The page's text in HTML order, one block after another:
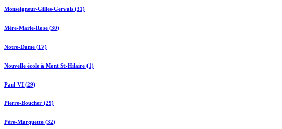
Monseigneur-Gilles-Gervais (31)
Mère-Marie-Rose (30)
Notre-Dame (17)
Nouvelle école à Mont St-Hilaire (1)
Paul-VI (29)
Pierre-Boucher (29)
Père-Marquette (32)